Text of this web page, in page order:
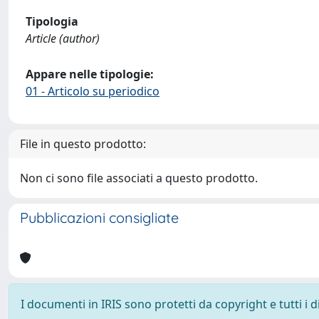
Tipologia
Article (author)
Appare nelle tipologie:
01 - Articolo su periodico
File in questo prodotto:
Non ci sono file associati a questo prodotto.
Pubblicazioni consigliate
I documenti in IRIS sono protetti da copyright e tutti i